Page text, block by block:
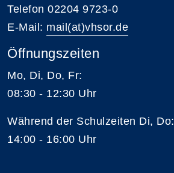
Telefon 02204 9723-0
E-Mail: mail(at)vhsor.de
Öffnungszeiten
Mo, Di, Do, Fr:
08:30 - 12:30 Uhr
Während der Schulzeiten Di, Do:
14:00 - 16:00 Uhr